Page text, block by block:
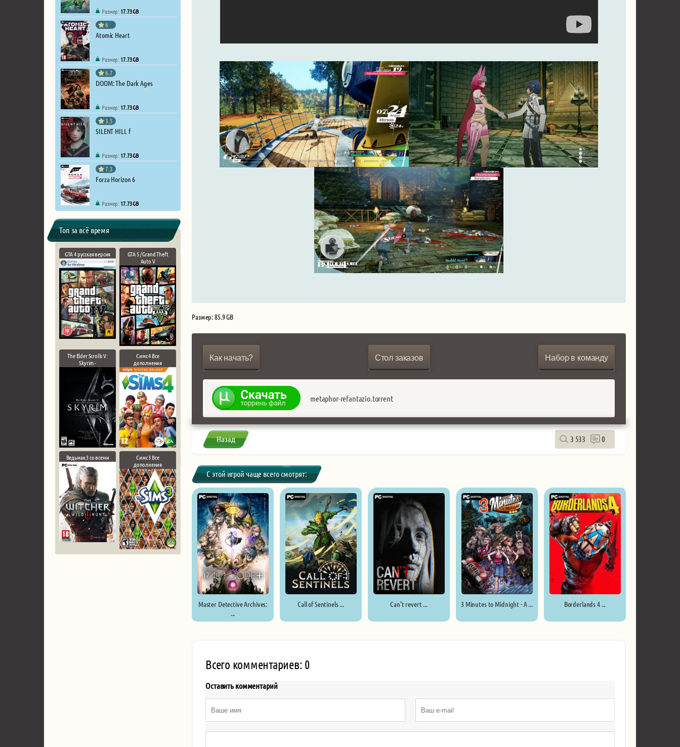
Размер: 17.73 GB
6
Atomic Heart
Размер: 17.73 GB
6.7
DOOM: The Dark Ages
Размер: 17.73 GB
3.5
SILENT HILL f
Размер: 17.73 GB
7.3
Forza Horizon 6
Размер: 17.73 GB
Топ за всё время
GTA 4 русская версия
GTA 5 / Grand Theft
Auto V
The Elder Scrolls V:
Skyrim -
Симс 4 Все
дополнения
Ведьмак 3 со всеми
Симс 3 Все
дополнения
Размер: 85.9 GB
Как начать? Стол заказов Набор в команду
metaphor-refantazio.torrent
Назад 3 533 0
С этой игрой чаще всего смотрят:
Master Detective Archives:
...
Call of Sentinels ... Can't revert ... 3 Minutes to Midnight - A ... Borderlands 4 ...
Всего комментариев: 0
Оставить комментарий